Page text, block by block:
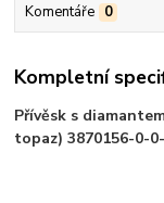
Komentáře 0
Kompletní
Přívěsk s
topaz) 3870156-0-0-